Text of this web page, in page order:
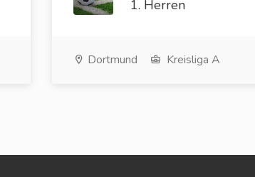
1. Herren
Dortmund Kreisliga A